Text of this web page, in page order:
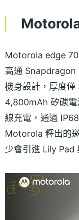
Motorola edge 70
高通 Snapdragon
機身設計，厚度
4,800mAh 矽碳電
線充電，通過
Motorola 釋出的
少會引進 Lily Pad